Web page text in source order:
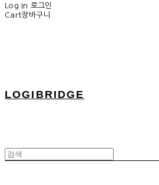
Log In 로그인
Cart장바구니
LOGIBRIDGE